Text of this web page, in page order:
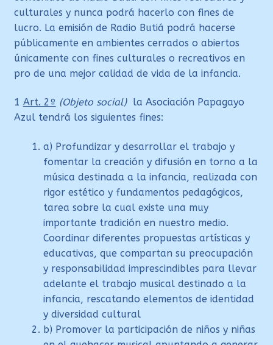
culturales y nunca podrá hacerlo con fines de
lucro. La emisión de Radio Butiá podrá hacerse
públicamente en ambientes cerrados o abiertos
únicamente con fines culturales o recreativos en
pro de una mejor calidad de vida de la infancia.
1 Art. 2º (Objeto social)la Asociación Papagayo
Azul tendrá los siguientes fines:
a) Profundizar y desarrollar el trabajo y
fomentar la creación y difusión en torno a la
música destinada a la infancia, realizada con
rigor estético y fundamentos pedagógicos,
tarea sobre la cual existe una muy
importante tradición en nuestro medio.
Coordinar diferentes propuestas artísticas y
educativas, que compartan su preocupación
y responsabilidad imprescindibles para llevar
adelante el trabajo musical destinado a la
infancia, rescatando elementos de identidad
y diversidad cultural
b) Promover la participación de niños y niñas